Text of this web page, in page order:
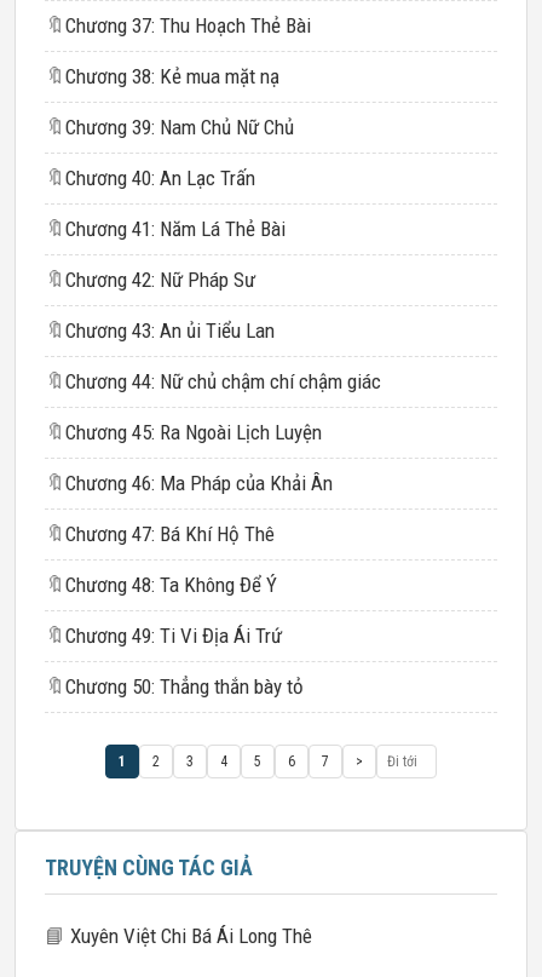
🔖 Chương 37: Thu Hoạch Thẻ Bài
🔖 Chương 38: Kẻ mua mặt nạ
🔖 Chương 39: Nam Chủ Nữ Chủ
🔖 Chương 40: An Lạc Trấn
🔖 Chương 41: Năm Lá Thẻ Bài
🔖 Chương 42: Nữ Pháp Sư
🔖 Chương 43: An ủi Tiểu Lan
🔖 Chương 44: Nữ chủ chậm chí chậm giác
🔖 Chương 45: Ra Ngoài Lịch Luyện
🔖 Chương 46: Ma Pháp của Khải Ân
🔖 Chương 47: Bá Khí Hộ Thê
🔖 Chương 48: Ta Không Để Ý
🔖 Chương 49: Ti Vi Địa Ái Trứ
🔖 Chương 50: Thẳng thắn bày tỏ
1 2 3 4 5 6 7 >
TRUYỆN CÙNG TÁC GIẢ
📘 Xuyên Việt Chi Bá Ái Long Thê